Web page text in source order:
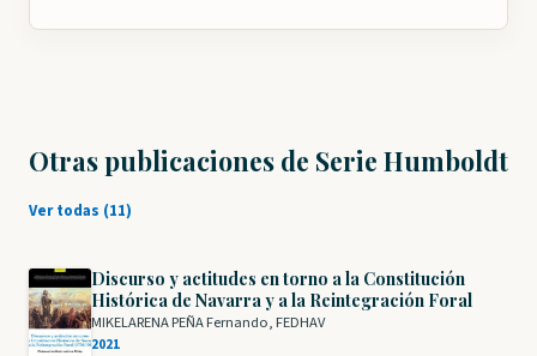
Otras publicaciones de Serie Humboldt
Ver todas (11)
Discurso y actitudes en torno a la Constitución
Histórica de Navarra y a la Reintegración Foral
MIKELARENA PEÑA Fernando, FEDHAV
2021